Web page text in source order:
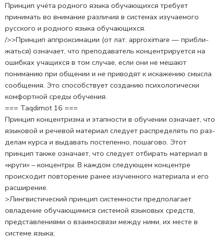
Принцип учёта родного языка обучающихся требует
принимать во внимание различия в системах изучаемого
русского и родного языка обучающихся.
/>>Принцип аппроксимации (от лат. approximare — прибли­
жаться) означает, что преподаватель концентрируется на
ошиб­ках учащихся в том случае, если они не мешают
пониманию при общении и не приводят к искажению смысла
сообщения. Это спо­собствует созданию психологически
комфортной среды обучения.
=== Taqdimot 16 ===
Принцип концентризма и этапности в обучении означа­ет, что
языковой и речевой материал следует распределять по раз­
делам курса и выдавать постепенно, пошагово. Этот
принцип так­же означает, что следует отбирать материал в
«круги» – концентры. В каждом следующем кон­центре
происходит повторение ранее изученного материала и его
расширение.
>Лингвистический принцип системности предполагает
овладение обучающимися системой языковых средств,
представ­лениями о взаимосвязи между ними, их месте в
системе языка;